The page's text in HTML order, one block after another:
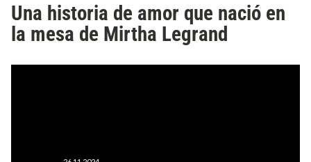
Una historia de amor que nació en
la mesa de Mirtha Legrand